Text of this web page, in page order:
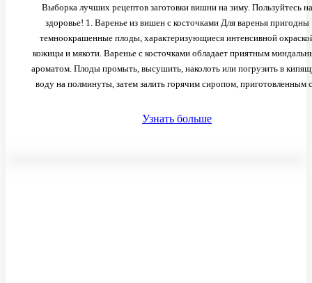
Выборка лучших рецептов заготовки вишни на зиму. Пользуйтесь на
здоровье! 1. Варенье из вишен с косточками Для варенья пригодны
темноокрашенные плоды, характеризующиеся интенсивной
кожицы и мякоти. Варенье с косточками обладает приятным
ароматом. Плоды промыть, высушить, наколоть или погрузить в
воду на полминуты, затем залить горячим сиропом, приготовленным
Узнать больше